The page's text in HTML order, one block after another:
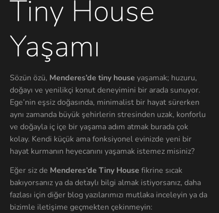
Tiny House
Yaşamı
Sözün özü, Menderes’de tiny house yaşamak; huzuru,
doğayı ve yenilikçi konut deneyimini bir arada sunuyor.
Ege’nin eşsiz doğasında, minimalist bir hayat sürerken
aynı zamanda büyük şehirlerin stresinden uzak, konforlu
ve doğayla iç içe bir yaşama adım atmak burada çok
kolay. Kendi küçük ama fonksiyonel evinizde yeni bir
hayat kurmanın heyecanını yaşamak istemez misiniz?
Eğer siz de Menderes’de Tiny House fikrine sıcak
bakıyorsanız ya da detaylı bilgi almak istiyorsanız, daha
fazlası için diğer blog yazılarımızı mutlaka inceleyin ya da
bizimle iletişime geçmekten çekinmeyin: